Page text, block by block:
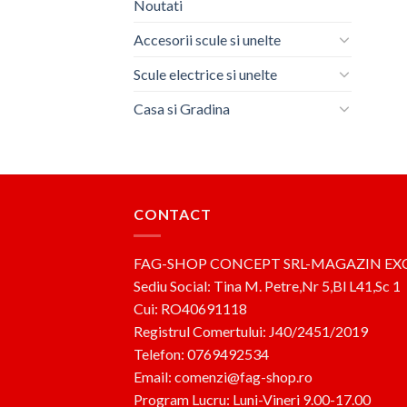
Noutati
Accesorii scule si unelte
Scule electrice si unelte
Casa si Gradina
CONTACT
FAG-SHOP CONCEPT SRL-MAGAZIN
Sediu Social: Tina M. Petre,Nr 5,Bl L41,Sc 1
Cui: RO40691118
Registrul Comertului: J40/2451/2019
Telefon: 0769492534
Email: comenzi@fag-shop.ro
Program Lucru: Luni-Vineri 9.00-17.00